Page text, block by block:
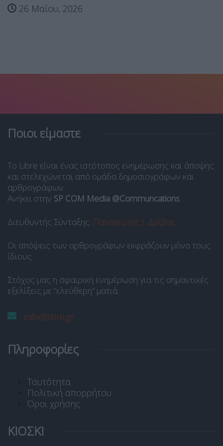
26 Μαΐου, 2026
Ποιοι είμαστε
Το Libre είναι ένας ιστότοπος ενημέρωσης και άποψης
και στελεχώνεται από ομάδα δημοσιογράφων και
αρθρογράφων.
Ανήκει στην SP COM Media @Communcations.
Διευθυντής Σύνταξης: Παναγιώτης Ι. Δρίβας.
Οι απόψεις των αρθρογράφων εκφράζουν μόνο τους
ίδιους.
Στόχος μας η σφαιρική ενημέρωση για τις σημαντικές
εξελίξεις με “ελεύθερη” ματιά.
info@libre.gr
Πληροφορίες
Ταυτότητα
Πολιτική απορρήτου
Όροι χρήσης
ΚΙΟΣΚΙ